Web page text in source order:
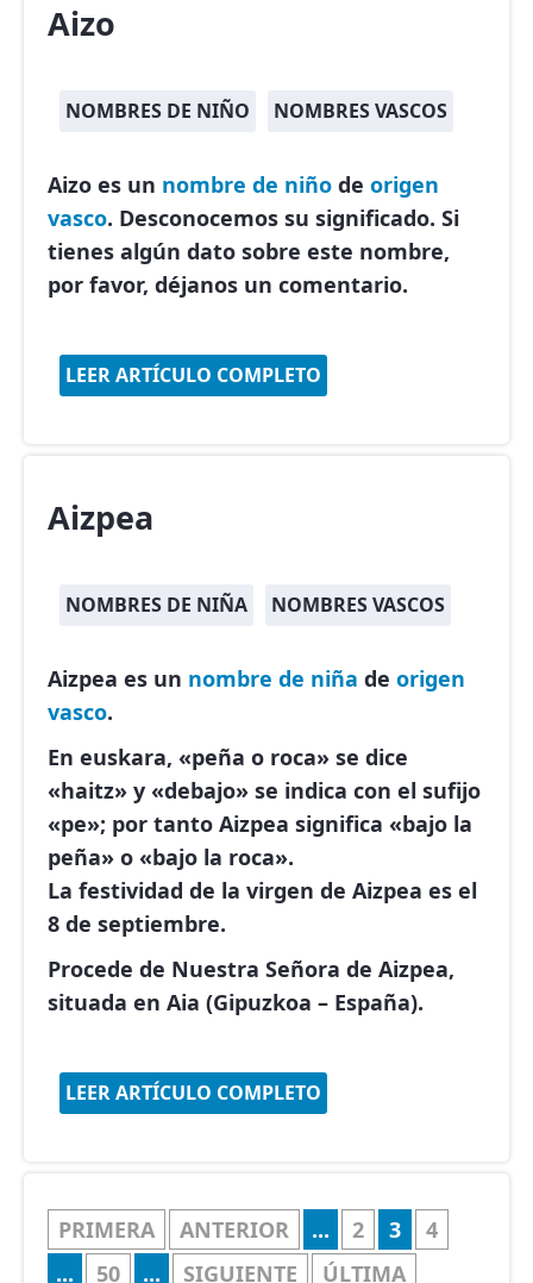
Aizo
NOMBRES DE NIÑO NOMBRES VASCOS
Aizo es un nombre de niño de origen
vasco. Desconocemos su significado. Si
tienes algún dato sobre este nombre,
por favor, déjanos un comentario.
LEER ARTÍCULO COMPLETO
Aizpea
NOMBRES DE NIÑA NOMBRES VASCOS
Aizpea es un nombre de niña de origen
vasco.
En euskara, «peña o roca» se dice
«haitz» y «debajo» se indica con el sufijo
«pe»; por tanto Aizpea significa «bajo la
peña» o «bajo la roca».
La festividad de la virgen de Aizpea es el
8 de septiembre.
Procede de Nuestra Señora de Aizpea,
situada en Aia (Gipuzkoa – España).
LEER ARTÍCULO COMPLETO
PRIMERA ANTERIOR ... 2 3
4
...
50 ... SIGUIENTE ÚLTIMA